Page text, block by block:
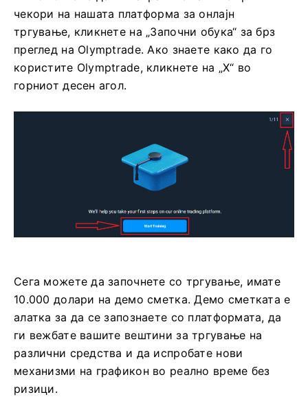
чекори на нашата платформа за онлајн
тргување, кликнете на „Започни обука“ за брз
преглед на Olymptrade. Ако знаете како да го
користите Olymptrade, кликнете на „X“ во
горниот десен агол.
Сега можете да започнете со тргување, имате
10.000 долари на демо сметка. Демо сметката е
алатка за да се запознаете со платформата, да
ги вежбате вашите вештини за тргување на
различни средства и да испробате нови
механизми на графикон во реално време без
ризици.